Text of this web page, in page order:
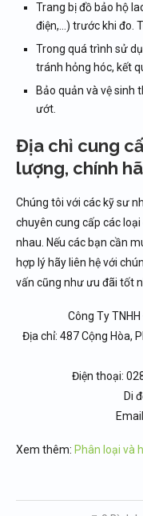
Trang bị đồ bảo hộ
điện,…) trước khi đo.
Trong quá trình sử
tránh hỏng hóc, kết
Bảo quản và vệ sinh
ướt.
Địa chỉ cung
lượng, chính
Chúng tôi với các kỹ sư
chuyên cung cấp các
nhau. Nếu các bạn cần
hợp lý hãy liên hệ với
vấn cũng như ưu đãi tốt
Công Ty
Địa chỉ: 487 Cộng Hòa,
Điện thoại:
Di
Xem thêm: Phân loại và